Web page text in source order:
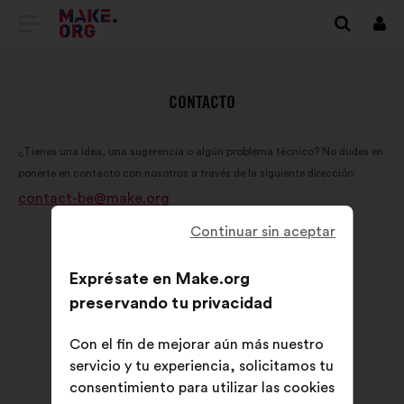
IR
DE
INICIO
MAKE.ORG
CONTACTO
¿Tienes una idea, una sugerencia o algún problema técnico? No dudes en
ponerte en contacto con nosotros a través de la siguiente dirección:
contact-be@make.org
Continuar sin aceptar
Exprésate en Make.org
preservando tu privacidad
Con el fin de mejorar aún más nuestro
servicio y tu experiencia, solicitamos tu
consentimiento para utilizar las cookies